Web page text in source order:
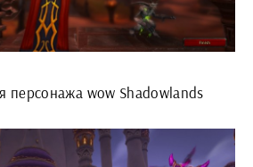
персонажа wow Shadowlands